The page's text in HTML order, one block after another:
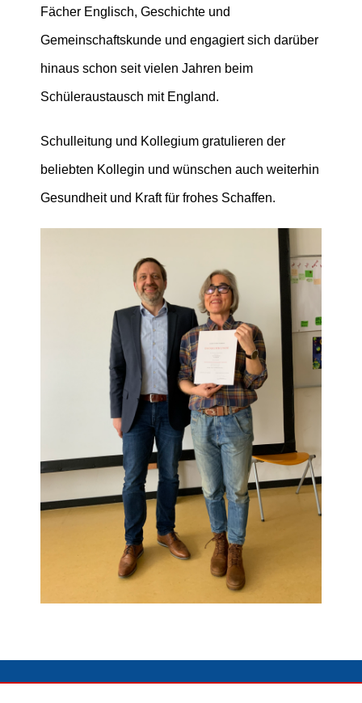
Fächer Englisch, Geschichte und
Gemeinschaftskunde und engagiert sich darüber
hinaus schon seit vielen Jahren beim
Schüleraustausch mit England.
Schulleitung und Kollegium gratulieren der
beliebten Kollegin und wünschen auch weiterhin
Gesundheit und Kraft für frohes Schaffen.